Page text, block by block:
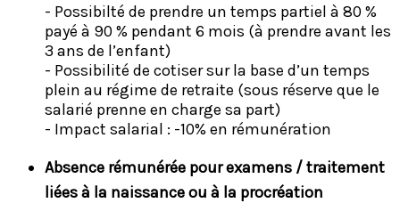
- Possibilté de prendre un temps partiel à 80 %
payé à 90 % pendant 6 mois (à prendre avant les
3 ans de l’enfant)
- Possibilité de cotiser sur la base d’un temps
plein au régime de retraite (sous réserve que le
salarié prenne en charge sa part)
- Impact salarial : -10% en rémunération
Absence rémunérée pour examens / traitement
liées à la naissance ou à la procréation